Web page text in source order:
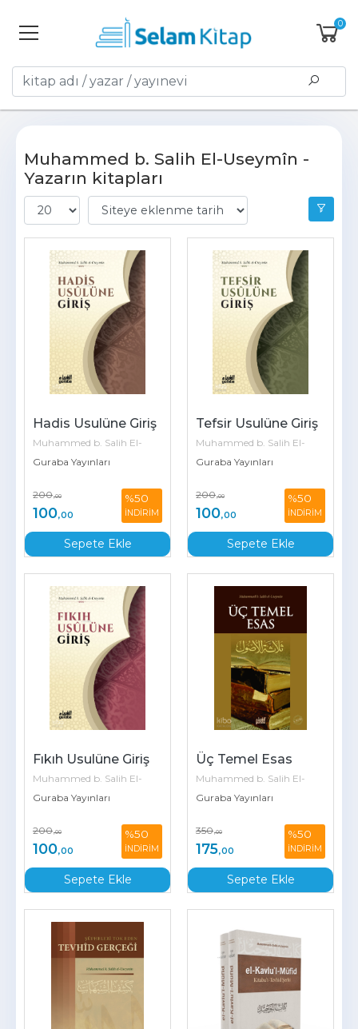
0
Muhammed b. Salih El-Useymîn -
Yazarın kitapları
Sepete Ekle
Hadis Usulüne Giriş
Muhammed b. Salih El-
Useymîn
Guraba Yayınları
%50
İNDİRİM
200,00
100,00
Sepete Ekle
Tefsir Usulüne Giriş
Muhammed b. Salih El-
Useymîn
Guraba Yayınları
%50
İNDİRİM
200,00
100,00
Sepete Ekle
Fıkıh Usulüne Giriş
Muhammed b. Salih El-
Useymîn
Guraba Yayınları
%50
İNDİRİM
200,00
100,00
Sepete Ekle
Üç Temel Esas
Muhammed b. Salih El-
Useymîn
Guraba Yayınları
%50
İNDİRİM
350,00
175,00